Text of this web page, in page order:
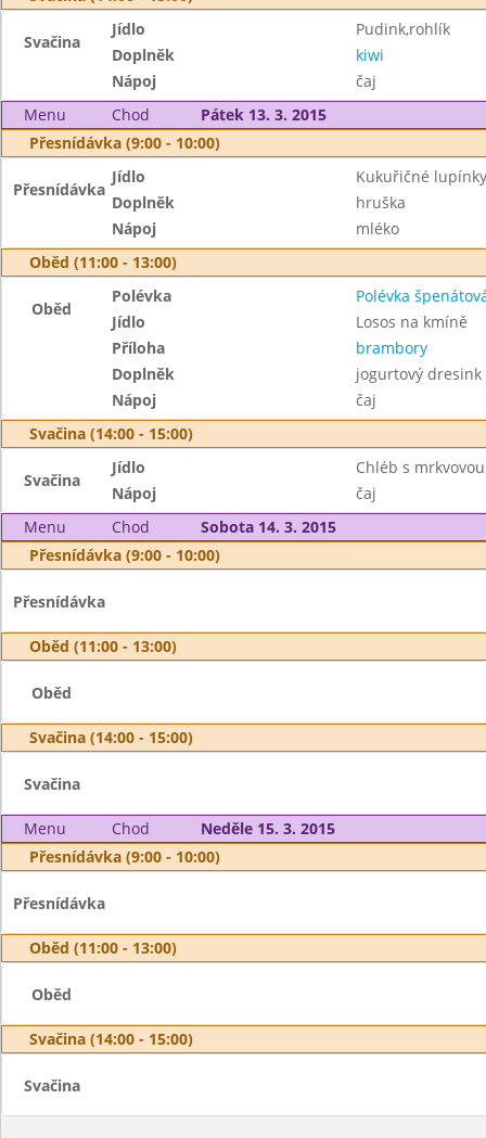
Svačina
Jídlo
Pudink,rohlík
Doplněk
kiwi
Nápoj
čaj
Menu
Chod
Pátek 13. 3. 2015
Přesnídávka (9:00 - 10:00)
Přesnídávka
Jídlo
Kukuřičné lupínky
Doplněk
hruška
Nápoj
mléko
Oběd (11:00 - 13:00)
Oběd
Polévka
Polévka
Jídlo
Losos na kmíně
Příloha
brambory
Doplněk
jogurtový dresink
Nápoj
čaj
Svačina (14:00 - 15:00)
Svačina
Jídlo
Chléb s
Nápoj
čaj
Menu
Chod
Sobota 14. 3. 2015
Přesnídávka (9:00 - 10:00)
Přesnídávka
Oběd (11:00 - 13:00)
Oběd
Svačina (14:00 - 15:00)
Svačina
Menu Chod
Neděle 15. 3. 2015
Přesnídávka (9:00 - 10:00)
Přesnídávka
Oběd (11:00 - 13:00)
Oběd
Svačina (14:00 - 15:00)
Svačina